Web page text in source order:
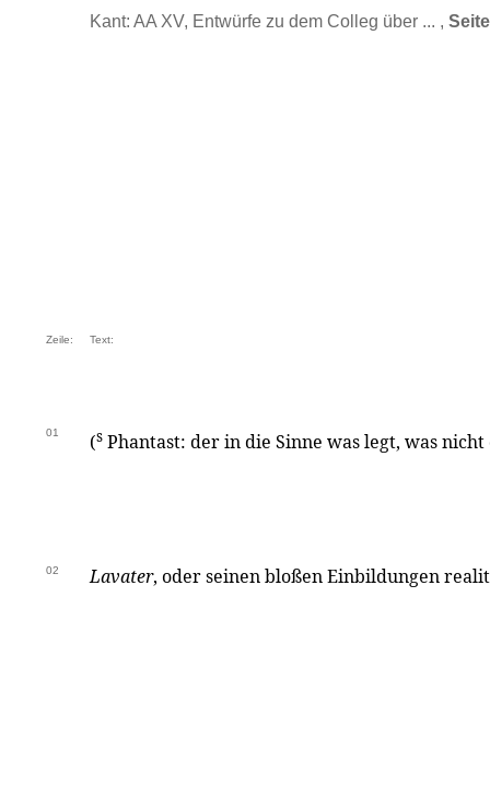
Kant: AA XV, Entwürfe zu dem Colleg über ... ,
Zeile: Text:
01 (s Phantast: der in die Sinne was legt, was
02 Lavater, oder seinen bloßen Einbildungen